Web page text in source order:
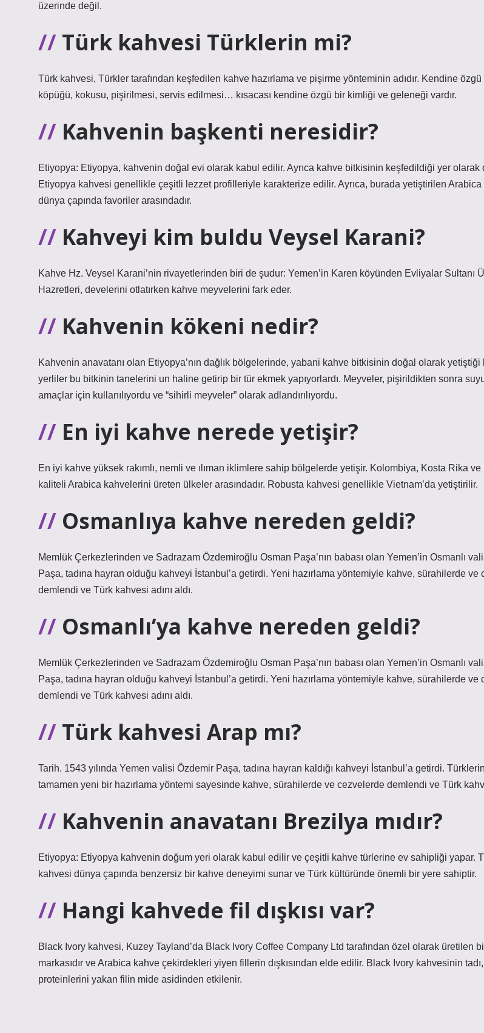
üzerinde değil.
Türk kahvesi Türklerin mi?
Türk kahvesi, Türkler tarafından keşfedilen kahve hazırlama ve pişirme yönteminin adıdır. Kendine özgü
köpüğü, kokusu, pişirilmesi, servis edilmesi… kısacası kendine özgü bir kimliği ve geleneği vardır.
Kahvenin başkenti neresidir?
Etiyopya: Etiyopya, kahvenin doğal evi olarak kabul edilir. Ayrıca kahve bitkisinin keşfedildiği yer olarak
Etiyopya kahvesi genellikle çeşitli lezzet profilleriyle karakterize edilir. Ayrıca, burada yetiştirilen
dünya çapında favoriler arasındadır.
Kahveyi kim buldu Veysel Karani?
Kahve Hz. Veysel Karani’nin rivayetlerinden biri de şudur: Yemen’in Karen köyünden Evliyalar Sultanı
Hazretleri, develerini otlatırken kahve meyvelerini fark eder.
Kahvenin kökeni nedir?
Kahvenin anavatanı olan Etiyopya’nın dağlık bölgelerinde, yabani kahve bitkisinin doğal olarak yetiştiği
yerliler bu bitkinin tanelerini un haline getirip bir tür ekmek yapıyorlardı. Meyveler, pişirildikten sonra
amaçlar için kullanılıyordu ve “sihirli meyveler” olarak adlandırılıyordu.
En iyi kahve nerede yetişir?
En iyi kahve yüksek rakımlı, nemli ve ılıman iklimlere sahip bölgelerde yetişir. Kolombiya, Kosta Rika
kaliteli Arabica kahvelerini üreten ülkeler arasındadır. Robusta kahvesi genellikle Vietnam’da yetiştirilir.
Osmanlıya kahve nereden geldi?
Memlük Çerkezlerinden ve Sadrazam Özdemiroğlu Osman Paşa’nın babası olan Yemen’in Osmanlı
Paşa, tadına hayran olduğu kahveyi İstanbul’a getirdi. Yeni hazırlama yöntemiyle kahve, sürahilerde ve
demlendi ve Türk kahvesi adını aldı.
Osmanlı’ya kahve nereden geldi?
Memlük Çerkezlerinden ve Sadrazam Özdemiroğlu Osman Paşa’nın babası olan Yemen’in Osmanlı
Paşa, tadına hayran olduğu kahveyi İstanbul’a getirdi. Yeni hazırlama yöntemiyle kahve, sürahilerde ve
demlendi ve Türk kahvesi adını aldı.
Türk kahvesi Arap mı?
Tarih. 1543 yılında Yemen valisi Özdemir Paşa, tadına hayran kaldığı kahveyi İstanbul’a getirdi.
tamamen yeni bir hazırlama yöntemi sayesinde kahve, sürahilerde ve cezvelerde demlendi ve Türk
Kahvenin anavatanı Brezilya mıdır?
Etiyopya: Etiyopya kahvenin doğum yeri olarak kabul edilir ve çeşitli kahve türlerine ev sahipliği yapar.
kahvesi dünya çapında benzersiz bir kahve deneyimi sunar ve Türk kültüründe önemli bir yere sahiptir.
Hangi kahvede fil dışkısı var?
Black Ivory kahvesi, Kuzey Tayland’da Black Ivory Coffee Company Ltd tarafından özel olarak üretilen
markasıdır ve Arabica kahve çekirdekleri yiyen fillerin dışkısından elde edilir. Black Ivory kahvesinin
proteinlerini yakan filin mide asidinden etkilenir.